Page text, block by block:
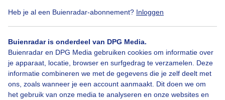
Heb je al een Buienradar-abonnement? Inloggen
Buienradar is onderdeel van DPG Media.
Buienradar en DPG Media gebruiken cookies om informatie over
je apparaat, locatie, browser en surfgedrag te verzamelen. Deze
informatie combineren we met de gegevens die je zelf deelt met
ons, zoals wanneer je een account aanmaakt. Dit doen we om
het gebruik van onze media te analyseren en onze websites en
Bekijk slideshow